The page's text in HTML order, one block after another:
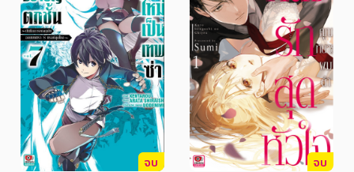
จบ
จบ